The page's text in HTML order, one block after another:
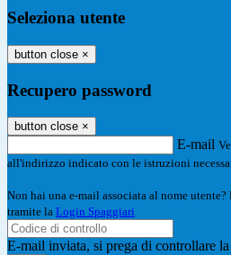
Seleziona utente
button close ×
Recupero password
button close ×
E-mail
all'indirizzo indicato con le istruzioni
Non hai una e-mail associata al nome
tramite la Login Spaggiari
E-mail inviata, si prega di controllare